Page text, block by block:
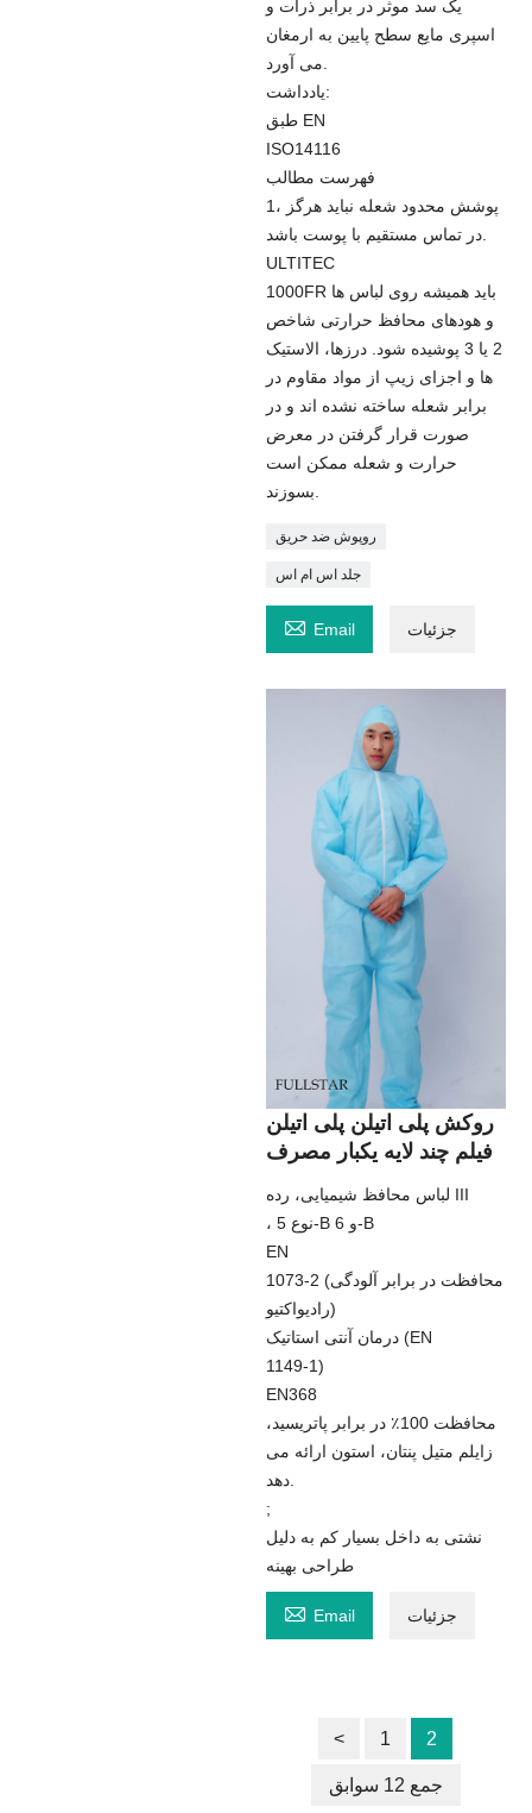
یک سد موثر در برابر ذرات و
اسپری مایع سطح پایین به ارمغان
یادداشت:
طبق EN
ISO14116
فهرست مطالب
1، پوشش محدود شعله نباید هرگز
در تماس مستقیم با پوست باشد.
ULTITEC
1000FR باید همیشه روی لباس ها
و هودهای محافظ حرارتی شاخص
2 یا 3 پوشیده شود. درزها، الاستیک
ها و اجزای زیپ از مواد مقاوم در
برابر شعله ساخته نشده اند و در
صورت قرار گرفتن در معرض
حرارت و شعله ممکن است
روپوش ضد حریق
جلد اس ام اس
 Email جزئیات
روکش پلی اتیلن پلی اتیلن
فیلم چند لایه یکبار مصرف
لباس محافظ شیمیایی، رده III
، نوع 5-B و 6-B
EN
1073-2 (محافظت در برابر آلودگی
رادیواکتیو)
درمان آنتی استاتیک (EN
1149-1)
EN368
محافظت 100٪ در برابر پاتریسید،
زایلم متیل پنتان، استون ارائه می
;
نشتی به داخل بسیار کم به دلیل
طراحی بهینه
 Email جزئیات
< 1 2
جمع 12 سوابق